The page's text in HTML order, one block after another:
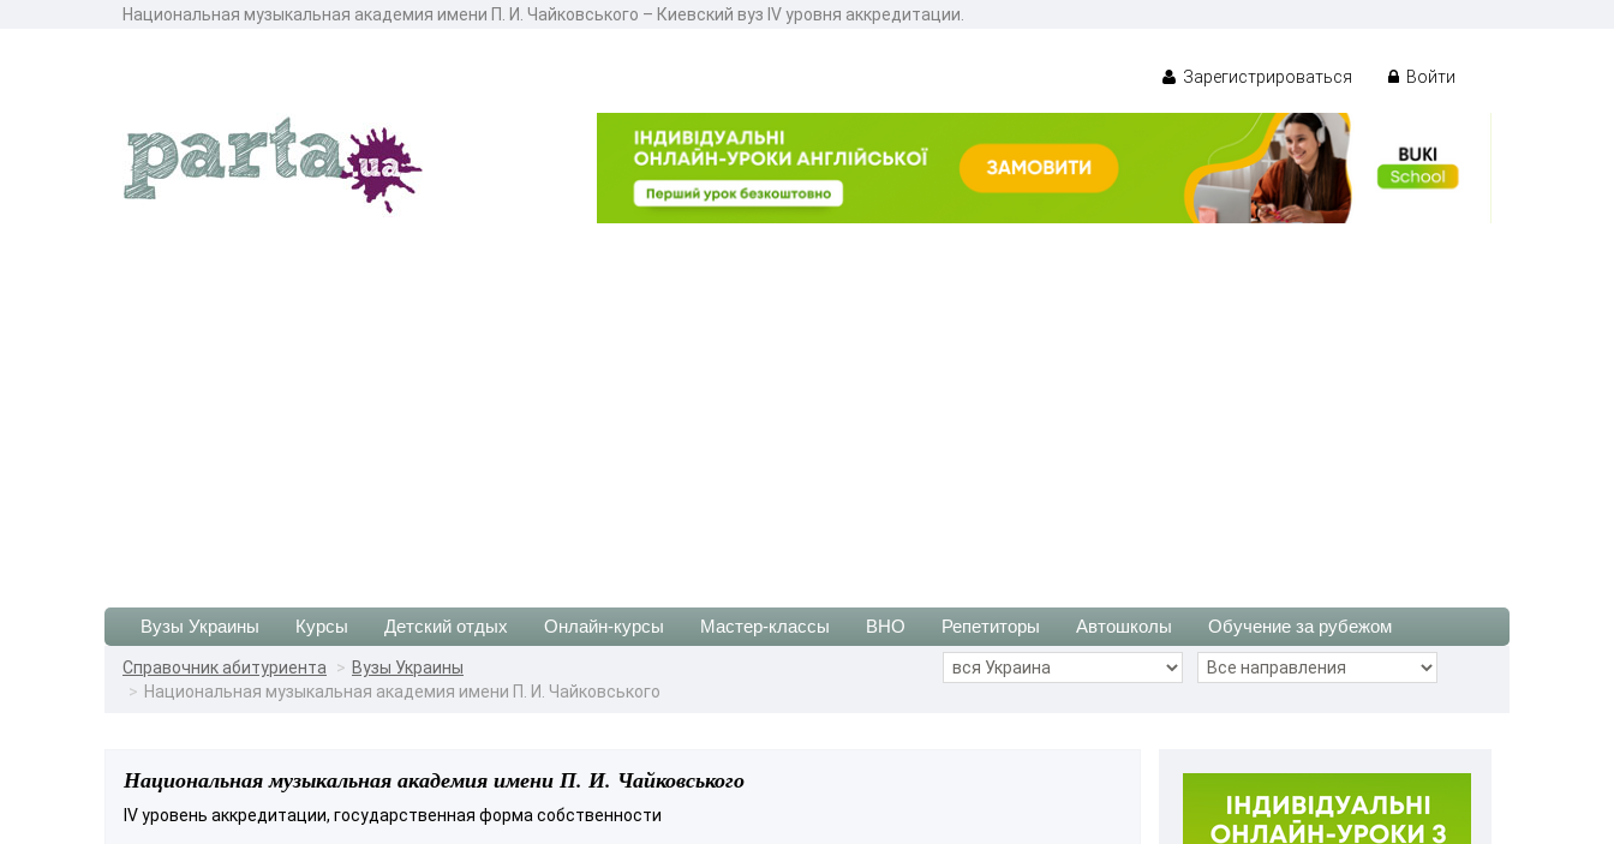
Национальная музыкальная академия имени П. И. Чайковського – Киевский вуз IV уровня аккредитации.
Зарегистрироваться Войти
Вузы Украины Курсы Детский отдых Онлайн-курсы Мастер-классы ВНО Репетиторы Автошколы Обучение за рубежом
Справочник абитуриента
Вузы Украины
Национальная музыкальная академия имени П. И. Чайковського
Национальная музыкальная академия имени П. И. Чайковського
IV уровень аккредитации, государственная форма собственности